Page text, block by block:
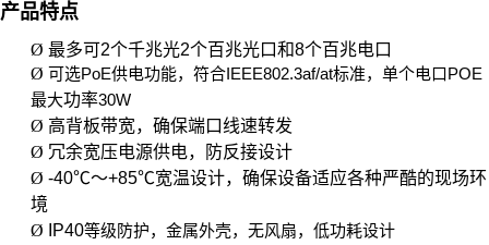
产品特点
Ø 最多可2个千兆光2个百兆光口和8个百兆电口
Ø 可选PoE供电功能，符合IEEE802.3af/at标准，单个电口POE
最大功率30W
Ø 高背板带宽，确保端口线速转发
Ø 冗余宽压电源供电，防反接设计
Ø -40℃～+85℃宽温设计，确保设备适应各种严酷的现场环
境
Ø
IP40等级防护，金属外壳，无风扇，低功耗设计